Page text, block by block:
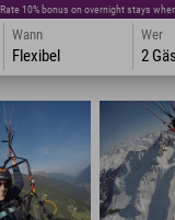
10% bonus on overnight stays
Wann
Flexibel
Wer
2